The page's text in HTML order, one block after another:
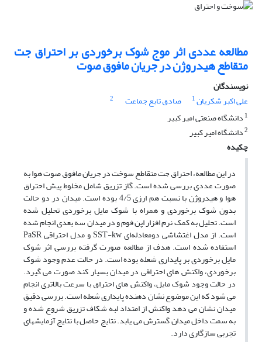
مطالعه عددی اثر موج شوک برخوردی بر احتراق جت
متقاطع هیدروژن در جریان مافوق صوت
نویسندگان
علی اکبر شکریان1 صادق تابع جماعت
2
1 دانشگاه صنعتی امیر کبیر
2دانشگاه امیر کبیر
چکیده
در این مطالعه، احتراق جت متقاطع سوخت در جریان مافوق صوت هوا به
­صورت عددی بررسی شده است. گاز تزریق شامل مخلوط پیش­ احتراق
هوا و هیدروژن با نسبت هم ­ارزی 4/5 بوده است. میدان در دو حالت
بدون شوک برخوردی و همراه با شوک مایل برخوردی تحلیل شده
است. تحلیل به­ کمک نرم افزار اپن­ فوم و در میدان سه ­بعدی انجام شده
است. از مدل اغتشاشی دومعادله‌ای SST-kw و مدل احتراقی PaSR
استفاده شده است. هدف از مطالعه صورت گرفته بررسی اثر شوک
مایل برخوردی بر پایداری شعله بوده است. در حالت عدم وجود شوک
برخوردی، واکنش­ های احتراقی در میدان بسیار کند صورت می­ گیرد.
در حالت وجود شوک مایل، واکنش­ های احتراق با سرعت بالاتری انجام
می­ شود که این موضوع نشان­ دهنده پایداری شعله است. بررسی دقیق
میدان نشان می­ دهد واکنش از امتداد لبه شکاف تزریق شروع شده و
به­ سمت داخل میدان گسترش می­ یابد. نتایج حاصل با نتایج آزمایش­های
تجربی سازگاری دارد.